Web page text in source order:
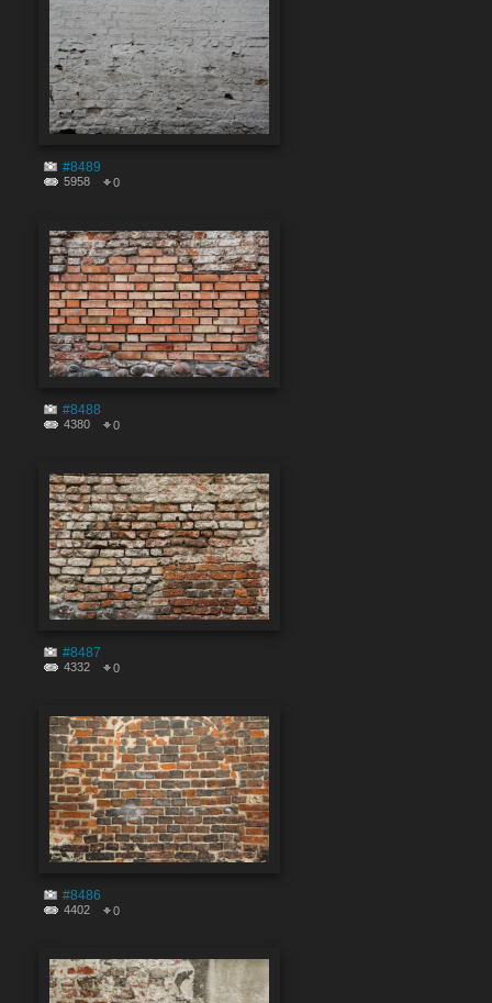
#8489
5958 0
#8488
4380 0
#8487
4332 0
#8486
4402 0